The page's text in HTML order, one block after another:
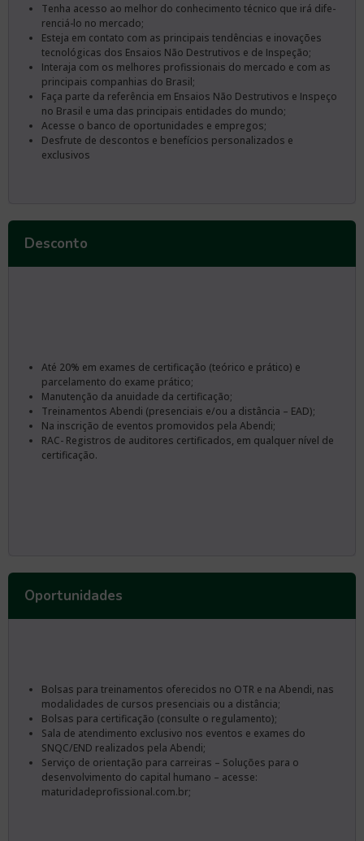
Tenha acesso ao melhor do conhecimento técnico que irá dife­
renciá-lo no mercado;
Esteja em contato com as principais tendências e inovações
tec­nológicas dos Ensaios Não Destrutivos e de Inspeção;
Interaja com os melhores profissionais do mercado e com as
principais companhias do Brasil;
Faça parte da referência em Ensaios Não Destrutivos e Inspeço
no Brasil e uma das principais entidades do mundo;
Acesse o banco de oportunidades e empregos;
Desfrute de descontos e benefícios personalizados e
exclusivos
Desconto
Até 20% em exames de certificação (teórico e prático) e
parcelamento do exame prático;
Manutenção da anuidade da certificação;
Treinamentos Abendi (presenciais e/ou a distância – EAD);
Na inscrição de eventos promovidos pela Abendi;
RAC- Registros de auditores certificados, em qualquer nível de
certificação.
Oportunidades
Bolsas para treinamentos oferecidos no OTR e na Abendi, nas
modalidades de cursos presenciais ou a distância;
Bolsas para certificação (consulte o regulamento);
Sala de atendimento exclusivo nos eventos e exames do
SNQC/END realizados pela Abendi;
Serviço de orientação para carreiras – Soluções para o
desenvolvimento do capital humano – acesse:
maturidadeprofissional.com.br;